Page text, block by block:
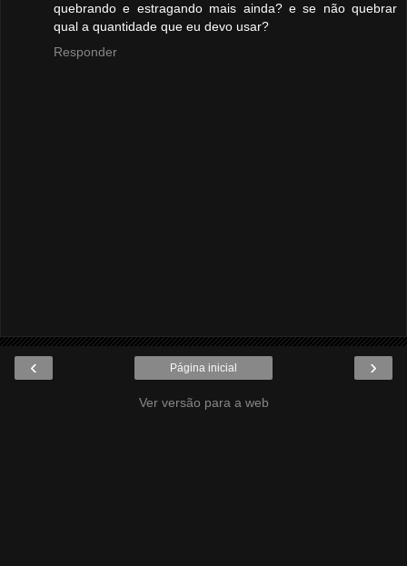
quebrando e estragando mais ainda? e se não quebrar
qual a quantidade que eu devo usar?
Responder
‹ ›
Página inicial
Ver versão para a web